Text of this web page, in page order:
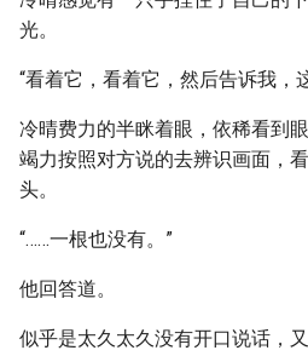
光。
“看着它，看着它，然后告诉我，
冷晴费力的半眯着眼，依稀看到
竭力按照对方说的去辨识画面，
头。
“……一根也没有。”
他回答道。
似乎是太久太久没有开口说话，